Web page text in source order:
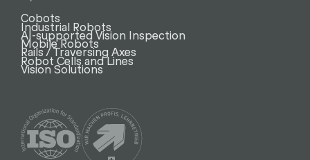
Cobots
Industrial Robots
AI-supported Vision Inspection
Mobile Robots
Rails / Traversing Axes
Robot Cells and Lines
Vision Solutions